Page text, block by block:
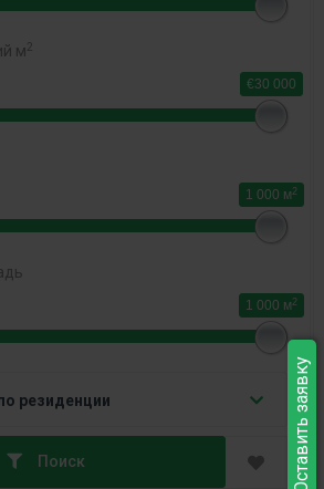
м2
€30 000
1 000 м 2
1 000 м 2
резиденции
Поиск Оставить заявку